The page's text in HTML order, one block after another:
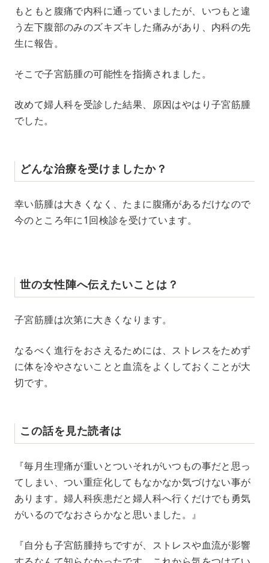
もともと腹痛で内科に通っていましたが、いつもと違
う左下腹部のみのズキズキした痛みがあり、内科の先
生に報告。
そこで子宮筋腫の可能性を指摘されました。
改めて婦人科を受診した結果、原因はやはり子宮筋腫
でした。
どんな治療を受けましたか？
幸い筋腫は大きくなく、たまに腹痛があるだけなので
今のところ年に1回検診を受けています。
世の女性陣へ伝えたいことは？
子宮筋腫は次第に大きくなります。
なるべく進行をおさえるためには、ストレスをためず
に体を冷やさないことと血流をよくしておくことが大
切です。
この話を見た読者は
『毎月生理痛が重いとついそれがいつもの事だと思っ
てしまい、つい重症化してもなかなか気づけない事が
あります。婦人科疾患だと婦人科へ行くだけでも勇気
がいるのでなおさらかなと思いました。』
『自分も子宮筋腫持ちですが、ストレスや血流が影響